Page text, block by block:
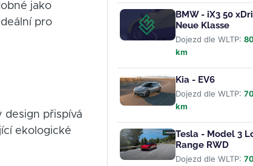
jako
pro
design přispívá
ekologické
BMW - iX3 50
Neue Klasse
Dojezd dle WLTP:
km
Kia - EV6
Dojezd dle WLTP:
km
Tesla - Model 3
Range RWD
Dojezd dle WLTP: